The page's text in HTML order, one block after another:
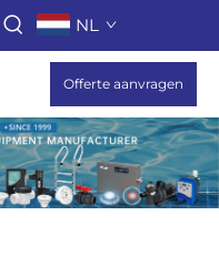
NL
Offerte aanvragen